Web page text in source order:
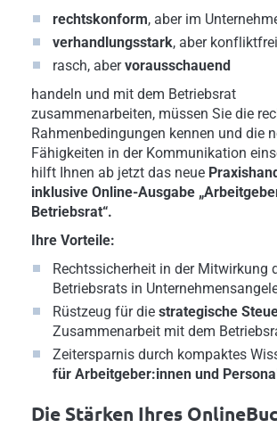
rechtskonform, aber im
verhandlungsstark, aber
rasch, abervorausschauend
handeln und mit dem Betriebsrat
zusammenarbeiten, müssen Sie die
Rahmenbedingungen kennen und die
Fähigkeiten in der Kommunikation
hilft Ihnen ab jetzt das neue
inklusive Online-Ausgabe
Betriebsrat“.
Ihre Vorteile:
Rechtssicherheit in der Mitwirkung
Betriebsrats in
Rüstzeug für die strategische
Zusammenarbeit mit dem
Zeitersparnis durch kompaktes
für Arbeitgeber:innen und
Die Stärken Ihres